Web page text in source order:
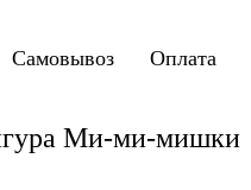
Самовывоз Оплата
Ми-ми-мишки